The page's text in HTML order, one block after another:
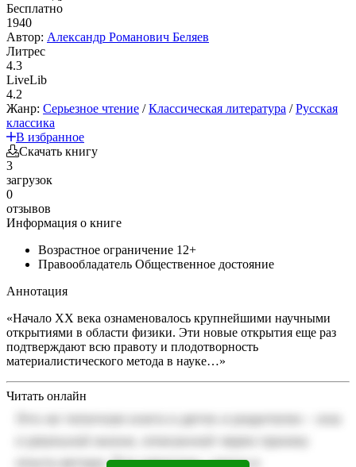
Бесплатно
1940
Автор: Александр Романович Беляев
Литрес
4.3
LiveLib
4.2
Жанр: Серьезное чтение /Классическая литература /Русская
классика
В избранное
Скачать книгу
3
загрузок
0
отзывов
Информация о книге
Возрастное ограничение 12+
Правообладатель Общественное достояние
Аннотация
«Начало XX века ознаменовалось крупнейшими научными
открытиями в области физики. Эти новые открытия еще раз
подтверждают всю правоту и плодотворность
материалистического метода в науке…»
Читать онлайн